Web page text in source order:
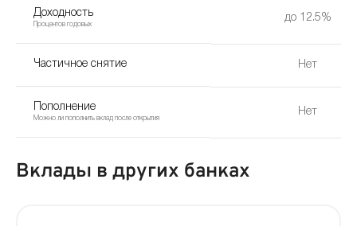
Доходность
Процентов годовых
до 12.5%
Частичное снятие Нет
Пополнение
Можно ли пополнить вклад после открытия
Нет
Вклады в других банках